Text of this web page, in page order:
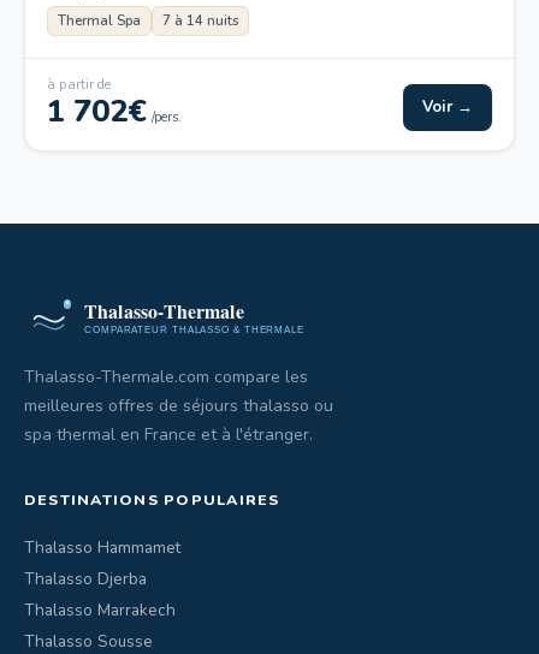
Thermal Spa 7 à 14 nuits
à partir de
1 702€ /pers. Voir →
Thalasso-Thermale.com compare les
meilleures offres de séjours thalasso ou
spa thermal en France et à l'étranger.
DESTINATIONS POPULAIRES
Thalasso Hammamet
Thalasso Djerba
Thalasso Marrakech
Thalasso Sousse